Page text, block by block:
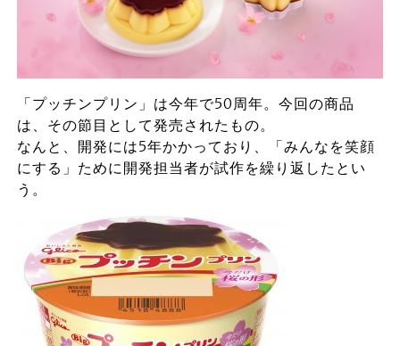
「プッチンプリン」は今年で50周年。今回の商品
は、その節目として発売されたもの。
なんと、開発には5年かかっており、「みんなを笑顔
にする」ために開発担当者が試作を繰り返したとい
う。